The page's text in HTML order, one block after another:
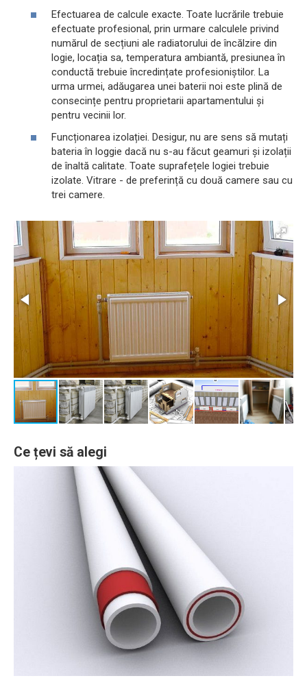
Efectuarea de calcule exacte. Toate lucrările trebuie
efectuate profesional, prin urmare calculele privind
numărul de secțiuni ale radiatorului de încălzire din
logie, locația sa, temperatura ambiantă, presiunea în
conductă trebuie încredințate profesioniștilor. La
urma urmei, adăugarea unei baterii noi este plină de
consecințe pentru proprietarii apartamentului și
pentru vecinii lor.
Funcționarea izolației. Desigur, nu are sens să mutați
bateria în loggie dacă nu s-au făcut geamuri și izolații
de înaltă calitate. Toate suprafețele logiei trebuie
izolate. Vitrare - de preferință cu două camere sau cu
trei camere.
Ce țevi să alegi